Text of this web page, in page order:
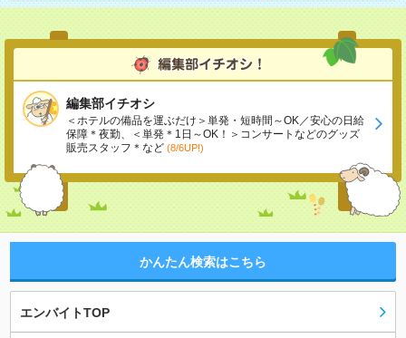
編集部イチオシ
＜ホテルの備品を運ぶだけ＞単発・短時間～OK／安心の日給
保障＊夜勤、＜単発＊1日～OK！＞コンサートなどのグッズ
販売スタッフ＊など (8/6UP!)
かんたん検索はこちら
エンバイトTOP